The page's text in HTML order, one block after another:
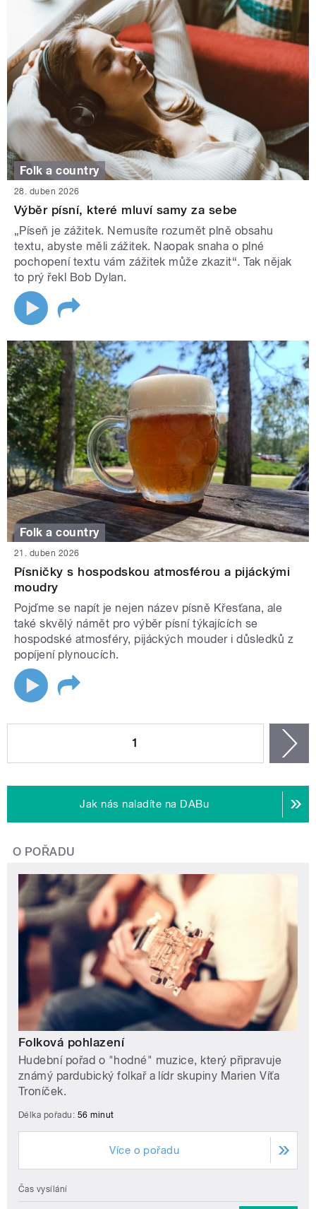
Folk a country
28. duben 2026
Výběr písní, které mluví samy za sebe
„Píseň je zážitek. Nemusíte rozumět plně obsahu
textu, abyste měli zážitek. Naopak snaha o plné
pochopení textu vám zážitek může zkazit“. Tak nějak
to prý řekl Bob Dylan.
Folk a country
21. duben 2026
Písničky s hospodskou atmosférou a pijáckými
moudry
Pojďme se napít je nejen název písně Křesťana, ale
také skvělý námět pro výběr písní týkajících se
hospodské atmosféry, pijáckých mouder i důsledků z
popíjení plynoucích.
1
Jak nás naladíte na DABu
O POŘADU
Folková pohlazení
Hudební pořad o "hodné" muzice, který připravuje
známý pardubický folkař a lídr skupiny Marien Víťa
Troníček.
Délka pořadu: 56 minut
Více o pořadu
Čas vysílání